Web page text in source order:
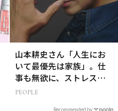
山本耕史さん「人生にお
いて最優先は家族」。仕
事も無欲に、ストレスを
溜めない生き方
PEOPLE
Recommended by